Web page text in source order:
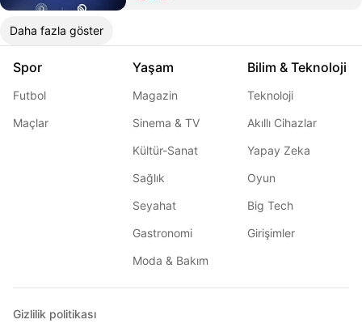
Daha fazla göster
Spor
Futbol
Maçlar
Yaşam
Magazin
Sinema & TV
Kültür-Sanat
Sağlık
Seyahat
Gastronomi
Moda & Bakım
Bilim & Teknoloji
Teknoloji
Akıllı Cihazlar
Yapay Zeka
Oyun
Big Tech
Girişimler
Gizlilik politikası